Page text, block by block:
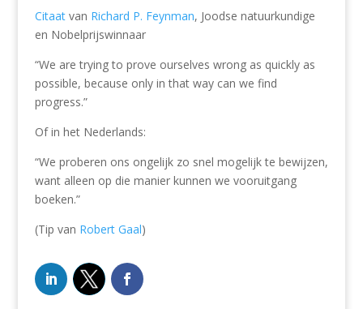
Citaatvan Richard P. Feynman, Joodse natuurkundige
en Nobelprijswinnaar
“We are trying to prove ourselves wrong as quickly as
possible, because only in that way can we find
progress.”
Of in het Nederlands:
“We proberen ons ongelijk zo snel mogelijk te bewijzen,
want alleen op die manier kunnen we vooruitgang
boeken.”
(Tip van Robert Gaal)